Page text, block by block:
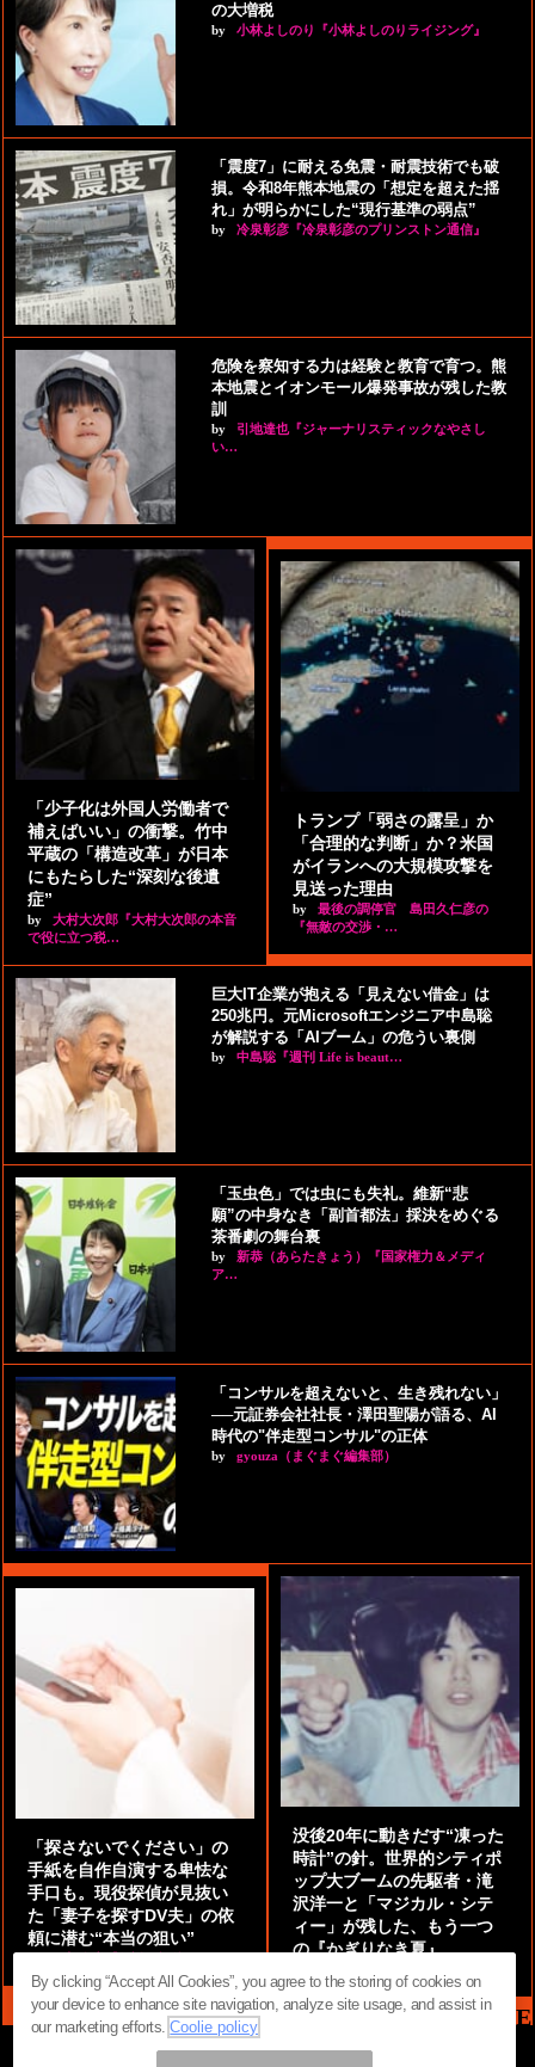
の大増税
by 小林よしのり『小林よしのりライジング』
「震度7」に耐える免震・耐震技術でも破
損。令和8年熊本地震の「想定を超えた揺
れ」が明らかにした“現行基準の弱点”
by 冷泉彰彦『冷泉彰彦のプリンストン通信』
危険を察知する力は経験と教育で育つ。熊
本地震とイオンモール爆発事故が残した教
訓
by
引地達也『ジャーナリスティックなやさし
い…
「少子化は外国人労働者で
補えばいい」の衝撃。竹中
平蔵の「構造改革」が日本
にもたらした“深刻な後遺
症”
by
大村大次郎『大村大次郎の本音
で役に立つ税…
トランプ「弱さの露呈」か
「合理的な判断」か？米国
がイランへの大規模攻撃を
見送った理由
by
最後の調停官 島田久仁彦の
『無敵の交渉・…
巨大IT企業が抱える「見えない借金」は
250兆円。元Microsoftエンジニア中島聡
が解説する「AIブーム」の危うい裏側
by 中島聡『週刊 Life is beaut…
「玉虫色」では虫にも失礼。維新“悲
願”の中身なき「副首都法」採決をめぐる
茶番劇の舞台裏
by
新恭（あらたきょう）『国家権力＆メディ
ア…
「コンサルを超えないと、生き残れない」
──元証券会社社長・澤田聖陽が語る、AI
時代の"伴走型コンサル"の正体
by gyouza（まぐまぐ編集部）
「探さないでください」の
手紙を自作自演する卑怯な
手口も。現役探偵が見抜い
た「妻子を探すDV夫」の依
頼に潜む“本当の狙い”
没後20年に動きだす“凍った
時計”の針。世界的シティポ
ップ大ブームの先駆者・滝
沢洋一と「マジカル・シテ
ィー」が残した、もう一つ
の『かぎりなき夏』
MAG2 NEWS HEADLINE
By clicking “Accept All Cookies”, you agree to the storing of cookies on
your device to enhance site navigation, analyze site usage, and assist in
our marketing efforts.Coolie policy